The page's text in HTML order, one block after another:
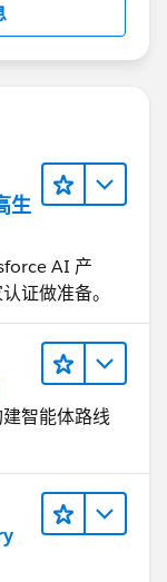
生
AI 产
证做准备。
智能体路线